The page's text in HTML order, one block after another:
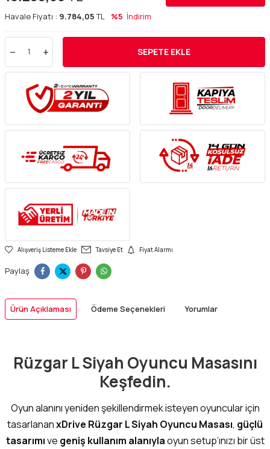
Havale Fiyatı : 9.784,05TL %5 İndirim
SEPETE EKLE
Alışveriş Listeme Ekle Tavsiye Et Fiyat Alarmı
Paylaş
Ürün Açıklaması Ödeme Seçenekleri Yorumlar
Rüzgar L Siyah Oyuncu Masasını
Keşfedin.
Oyun alanını yeniden şekillendirmek isteyen oyuncular için
tasarlananxDrive Rüzgar L Siyah Oyuncu Masası, güçlü
tasarımıve geniş kullanım alanıylaoyun setup’ınızı bir üst